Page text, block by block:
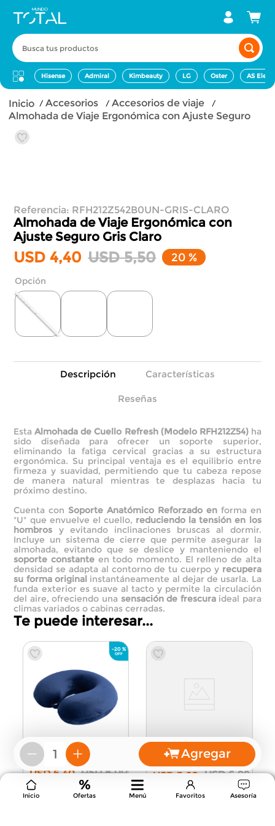
Busca tus productos
Hisense Admiral Kimbeauty LG Oster AS
Inicio Ofertas Menú Favoritos Asesoría
accesorios
accesorios de viaje
Almohada de Viaje Ergonómica con Ajuste Seguro
Referencia: RFH212Z542B0UN-GRIS-CLARO
Almohada de Viaje Ergonómica con
Ajuste Seguro Gris Claro
USD 4,40 USD 5,50 20 %
＋
－ Agregar
Descripción Características
Reseñas
EstaAlmohada de Cuello Refresh (Modelo RFH212Z54)ha
sido diseñada para ofrecer un soporte superior,
eliminando la fatiga cervical gracias a su estructura
ergonómica. Su principal ventaja es el equilibrio entre
firmeza y suavidad, permitiendo que tu cabeza repose
de manera natural mientras te desplazas hacia tu
próximo destino.
Cuenta con Soporte Anatómico Reforzado en forma en
"U" que envuelve el cuello, reduciendo la tensión en los
hombros y evitando inclinaciones bruscas al dormir.
Incluye un sistema de cierre que permite asegurar la
almohada, evitando que se deslice y manteniendo el
soporte constante en todo momento. El relleno de alta
densidad se adapta al contorno de tu cuerpo y recupera
su forma originalinstantáneamente al dejar de usarla. La
funda exterior es suave al tacto y permite la circulación
del aire, ofreciendo una sensación de frescuraideal para
climas variados o cabinas cerradas.
Te puede interesar...
-20 %
Almohada de Cuello
Ergonómica para Viajes
Azul
USD 6,40 USD 8,00
Agregar
Almohada de Viaje
Ergonómica Memory
Foam Azul
USD 5,60 USD 6,99
Agregar